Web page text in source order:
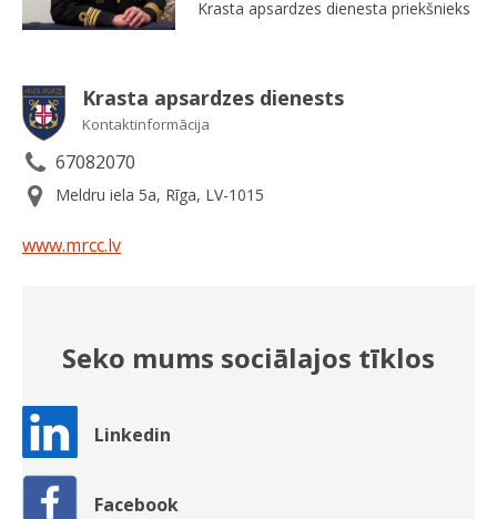
Krasta apsardzes dienesta priekšnieks
Krasta apsardzes dienests
Kontaktinformācija
67082070
Meldru iela 5a, Rīga, LV-1015
www.mrcc.lv
Seko mums sociālajos tīklos
Linkedin
Facebook